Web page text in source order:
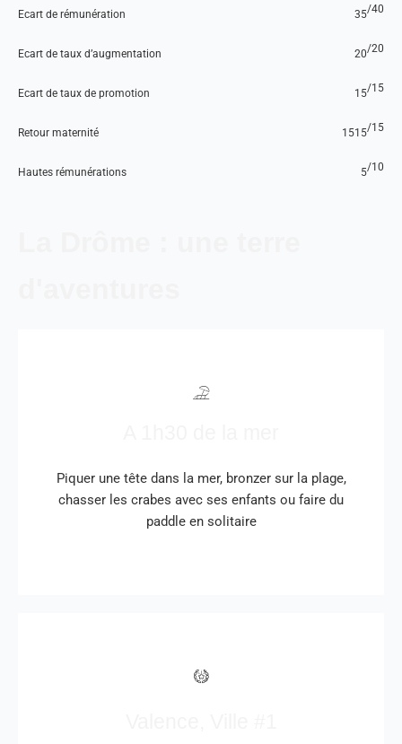
Ecart de rémunération 35/40
Ecart de taux d’augmentation 20/20
Ecart de taux de promotion 15/15
Retour maternité 1515/15
Hautes rémunérations 5/10
Piquer une tête dans la mer, bronzer sur la plage,
chasser les crabes avec ses enfants ou faire du
paddle en solitaire